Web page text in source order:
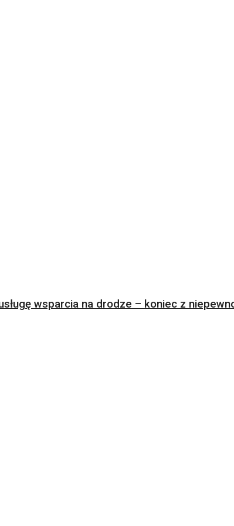
wsparcia na drodze – koniec z